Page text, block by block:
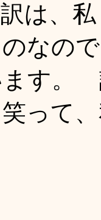
は、
なの
ます。
って、